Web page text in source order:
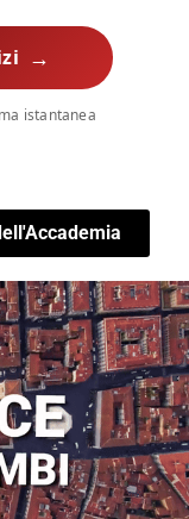
→
istantanea